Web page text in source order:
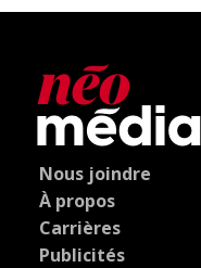
Nous joindre
À propos
Carrières
Publicités